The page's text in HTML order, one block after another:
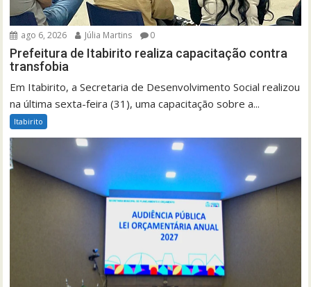
ago 6, 2026 Júlia Martins 0
Prefeitura de Itabirito realiza capacitação contra
transfobia
Em Itabirito, a Secretaria de Desenvolvimento Social realizou
na última sexta-feira (31), uma capacitação sobre a...
Itabirito